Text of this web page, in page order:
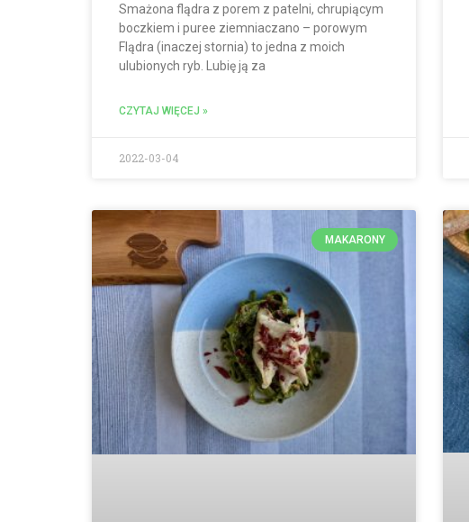
Smażona flądra z porem z patelni, chrupiącym
boczkiem i puree ziemniaczano – porowym
Flądra (inaczej stornia) to jedna z moich
ulubionych ryb. Lubię ją za
CZYTAJ WIĘCEJ »
2022-03-04
MAKARONY